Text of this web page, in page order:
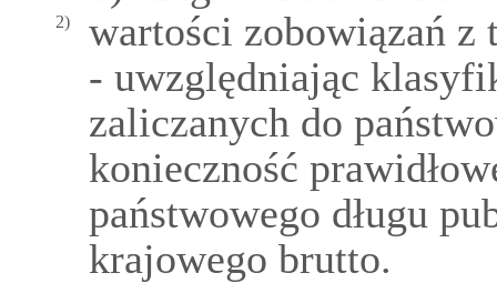
2)
wartości zobowiązań z
- uwzględniając
zaliczanych do
konieczność
państwowego długu
krajowego brutto.